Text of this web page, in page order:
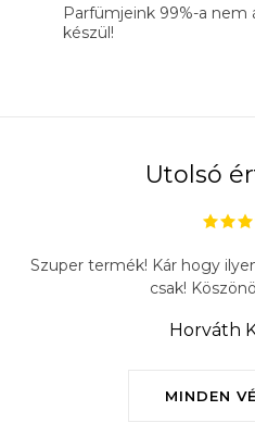
Parfümjeink 99%-a nem
készül!
Utolsó
MINDEN
Szuper termék! Kár hogy
csak!
Horváth